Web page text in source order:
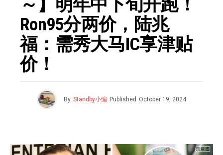
～】明年中下旬开跑！
Ron95分两价，陆兆
福：需秀大马IC享津贴
价！
By Standby小编 Published October 19, 2024